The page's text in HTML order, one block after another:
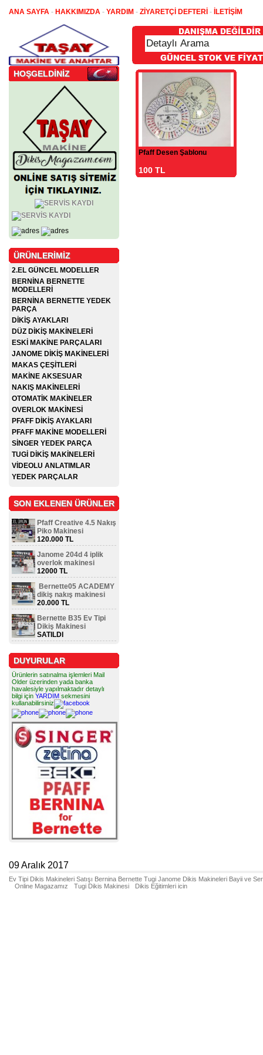
ANA SAYFA - HAKKIMIZDA - YARDIM - ZİYARETÇİ DEFTERİ - İLETİŞİM
HOŞGELDİNİZ
ÜRÜNLERİMİZ
2.EL GÜNCEL MODELLER
BERNİNA BERNETTE
MODELLERİ
BERNİNA BERNETTE YEDEK
PARÇA
DİKİŞ AYAKLARI
DÜZ DİKİŞ MAKİNELERİ
ESKİ MAKİNE PARÇALARI
JANOME DİKİŞ MAKİNELERİ
MAKAS ÇEŞİTLERİ
MAKİNE AKSESUAR
NAKIŞ MAKİNELERİ
OTOMATİK MAKİNELER
OVERLOK MAKİNESİ
PFAFF DİKİŞ AYAKLARI
PFAFF MAKİNE MODELLERİ
SİNGER YEDEK PARÇA
TUGİ DİKİŞ MAKİNELERİ
VİDEOLU ANLATIMLAR
YEDEK PARÇALAR
SON EKLENEN ÜRÜNLER
Pfaff Creative 4.5 Nakış
Piko Makinesi
120.000 TL
Janome 204d 4 iplik
overlok makinesi
12000 TL
Bernette05 ACADEMY
dikiş nakış makinesi
20.000 TL
Bernette B35 Ev Tipi
Dikiş Makinesi
SATILDI
DUYURULAR
Ürünlerin satınalma işlemleri Mail
Older üzerinden yada banka
havalesiyle yapılmaktadır detaylı
bilgi için YARDIM sekmesini
kullanabilirsiniz
Pfaff Desen Şablonu
100 TL
09 Aralık 2017
Ev Tipi Dikis Makineleri Satışı Bernina Bernette Tugi Janome Dikis Makineleri Bayii ve
Online Magazamız
Tugi Dikis Makinesi Dikis Eğitimleri icin